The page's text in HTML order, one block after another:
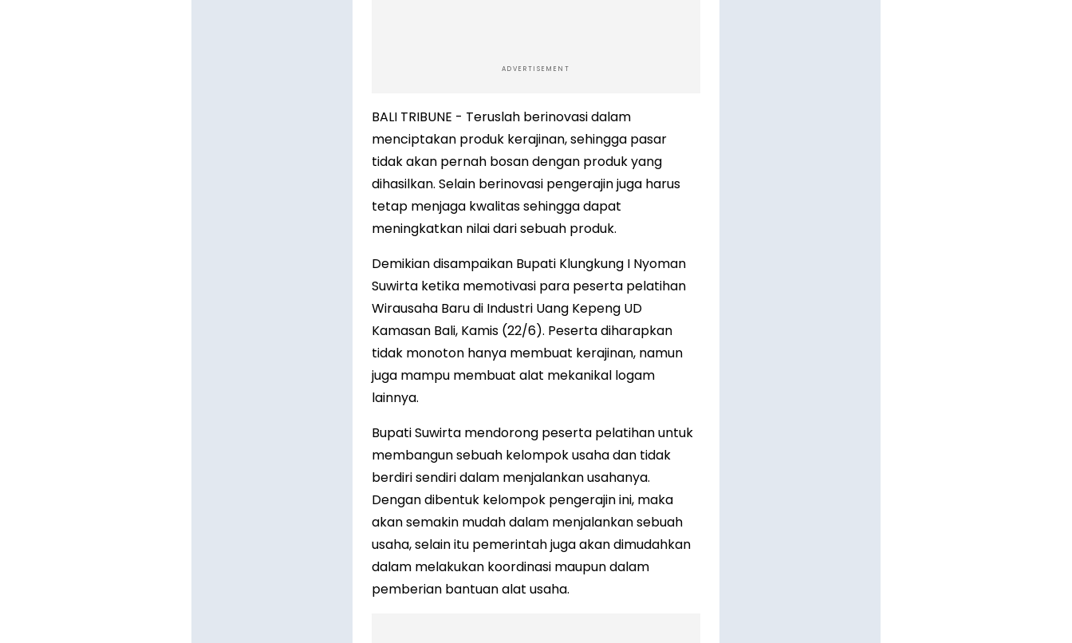
ADVERTISEMENT
BALI TRIBUNE - Teruslah berinovasi dalam
menciptakan produk kerajinan, sehingga pasar
tidak akan pernah bosan dengan produk yang
dihasilkan. Selain berinovasi pengerajin juga harus
tetap menjaga kwalitas sehingga dapat
meningkatkan nilai dari sebuah produk.
Demikian disampaikan Bupati Klungkung I Nyoman
Suwirta ketika memotivasi para peserta pelatihan
Wirausaha Baru di Industri Uang Kepeng UD
Kamasan Bali, Kamis (22/6). Peserta diharapkan
tidak monoton hanya membuat kerajinan, namun
juga mampu membuat alat mekanikal logam
lainnya.
Bupati Suwirta mendorong peserta pelatihan untuk
membangun sebuah kelompok usaha dan tidak
berdiri sendiri dalam menjalankan usahanya.
Dengan dibentuk kelompok pengerajin ini, maka
akan semakin mudah dalam menjalankan sebuah
usaha, selain itu pemerintah juga akan dimudahkan
dalam melakukan koordinasi maupun dalam
pemberian bantuan alat usaha.